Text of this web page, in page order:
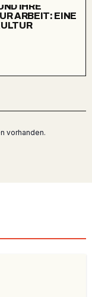
IHRE
ARBEIT: EINE
vorhanden.